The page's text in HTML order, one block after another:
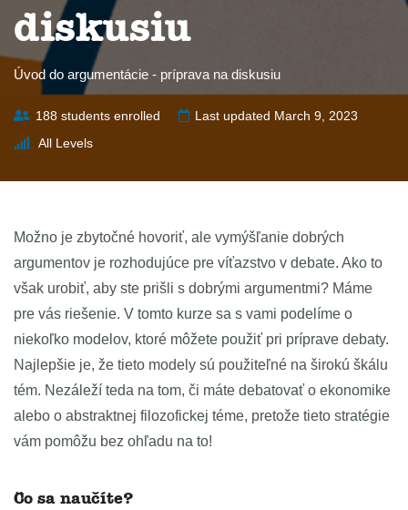
diskusiu
Úvod do argumentácie - príprava na diskusiu
188 students enrolled
Last updated March 9, 2023
All Levels
Možno je zbytočné hovoriť, ale vymýšľanie dobrých
argumentov je rozhodujúce pre víťazstvo v debate. Ako to
však urobiť, aby ste prišli s dobrými argumentmi? Máme
pre vás riešenie. V tomto kurze sa s vami podelíme o
niekoľko modelov, ktoré môžete použiť pri príprave debaty.
Najlepšie je, že tieto modely sú použiteľné na širokú škálu
tém. Nezáleží teda na tom, či máte debatovať o ekonomike
alebo o abstraktnej filozofickej téme, pretože tieto stratégie
vám pomôžu bez ohľadu na to!
Čo sa naučíte?